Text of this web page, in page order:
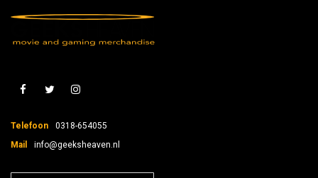
Telefoon
0318-654055
Mail
info@geeksheaven.nl